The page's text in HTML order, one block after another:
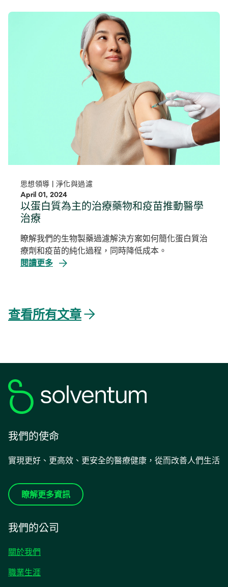
思想領導 | 淨化與過濾
April 01, 2024
以蛋白質為主的治療藥物和疫苗推動醫學
治療
瞭解我們的生物製藥過濾解決方案如何簡化蛋白質治
療劑和疫苗的純化過程，同時降低成本。
閱讀更多
查看所有文章
我們的使命
實現更好、更高效、更安全的醫療健康，從而改善人們生活
瞭解更多資訊
我們的公司
關於我們
職業生涯